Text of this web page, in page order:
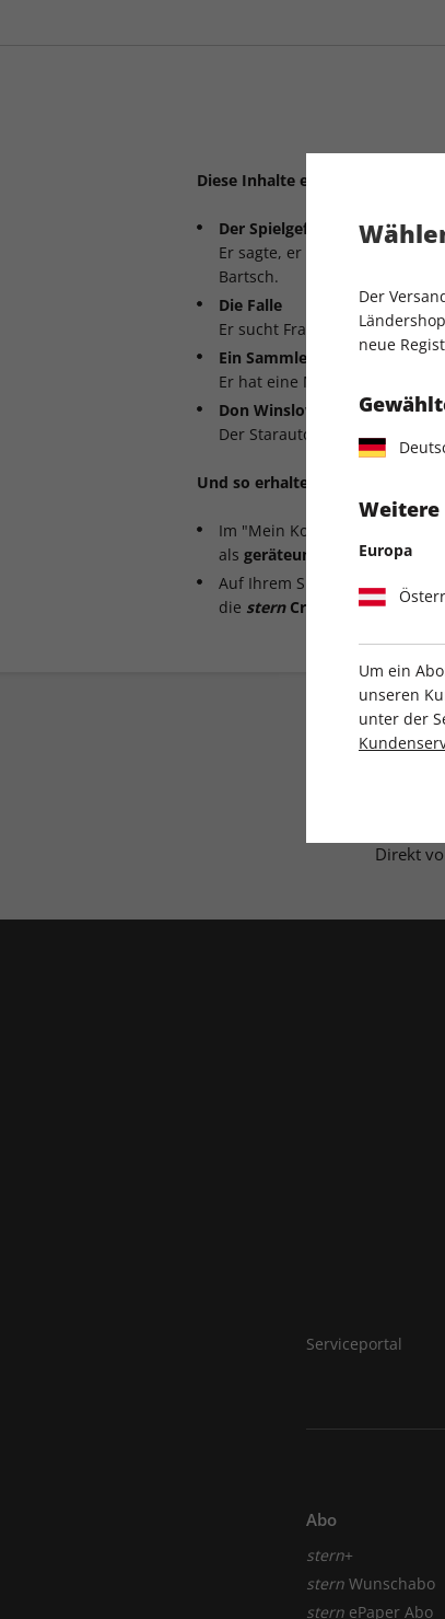
Diese Inhalte erwarten Sie:
Der Spielgefährte
Er sagte, er könne ihnen
Bartsch.
Die Falle
Er sucht Frauen. Sie sucht
Ein Sammler
Er hat eine Mission. Und
Don Winslow
Der Starautor über seine
Und so erhalten Sie Zugriff auf
Im "Mein Konto"-Bereich des
als geräteunabhängige PDF-
Auf Ihrem Smartphone oder
die sternCrime Magazin-App
Direkt
Serviceportal
Abo
stern+
sternWunschabo
sternePaper Abo
Der
neue
Weitere
Europa
Um ein
unseren
unter der